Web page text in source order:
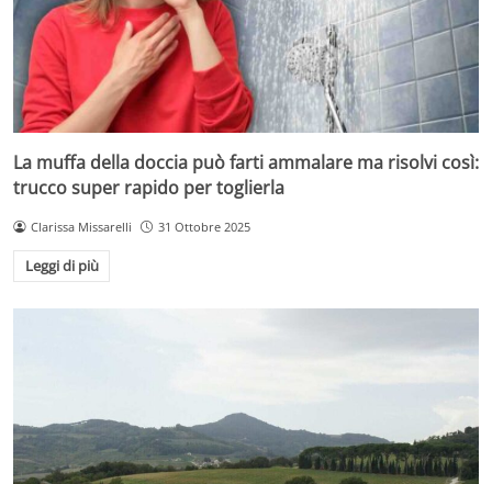
La muffa della doccia può farti ammalare ma risolvi così:
trucco super rapido per toglierla
Clarissa Missarelli 31 Ottobre 2025
Leggi di più